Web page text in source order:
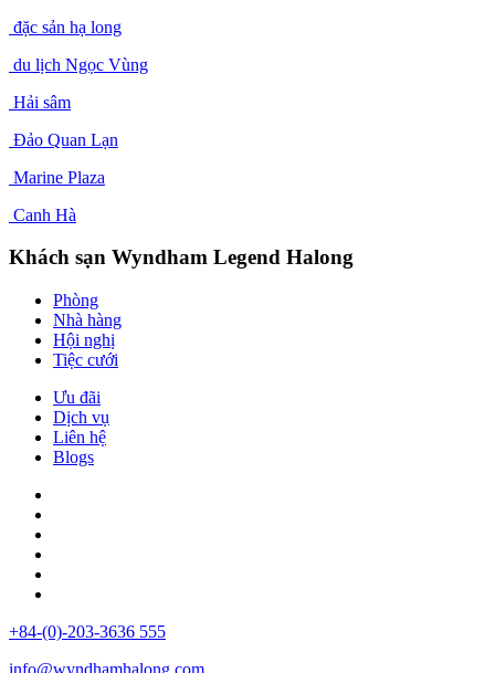
đặc sản hạ long
du lịch Ngọc Vùng
Hải sâm
Đảo Quan Lạn
Marine Plaza
Canh Hà
Khách sạn Wyndham Legend Halong
Phòng
Nhà hàng
Hội nghị
Tiệc cưới
Ưu đãi
Dịch vụ
Liên hệ
Blogs
+84-(0)-203-3636 555